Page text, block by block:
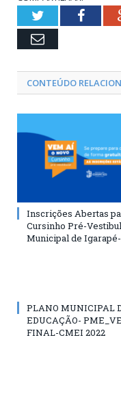
Twitter
Email
CONTEÚDO
Inscrições Abertas
Cursinho Pré-
Municipal de
PLANO MUNICIPAL
EDUCAÇÃO-
FINAL-CMEI 2022